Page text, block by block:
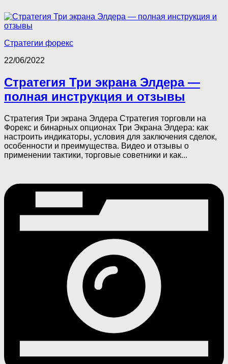
Стратегии форекс
22/06/2022
Стратегия Три экрана Элдера —
полная инструкция и отзывы
Стратегия Три экрана Элдера Стратегия торговли на
Форекс и бинарных опционах Три Экрана Элдера: как
настроить индикаторы, условия для заключения сделок,
особенности и преимущества. Видео и отзывы о
применении тактики, торговые советники и как...